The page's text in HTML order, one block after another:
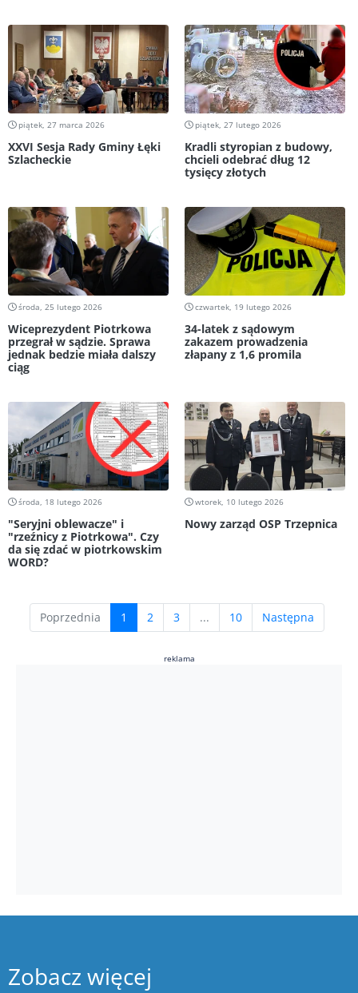
piątek, 27 marca 2026
XXVI Sesja Rady Gminy Łęki
Szlacheckie
piątek, 27 lutego 2026
Kradli styropian z budowy,
chcieli odebrać dług 12
tysięcy złotych
środa, 25 lutego 2026
Wiceprezydent Piotrkowa
przegrał w sądzie. Sprawa
jednak bedzie miała dalszy
ciąg
czwartek, 19 lutego 2026
34-latek z sądowym
zakazem prowadzenia
złapany z 1,6 promila
środa, 18 lutego 2026
"Seryjni oblewacze" i
"rzeźnicy z Piotrkowa". Czy
da się zdać w piotrkowskim
WORD?
wtorek, 10 lutego 2026
Nowy zarząd OSP Trzepnica
Poprzednia 1 (current)
2 3 ... 10 Następna
reklama
Zobacz więcej